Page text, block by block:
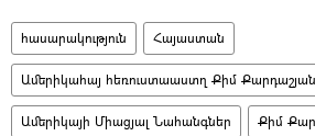
հասարակություն Հայաստան
Ամերիկահայ հեռուստաաստղ Քիմ Քարդաշյան
Ամերիկայի Միացյալ Նահանգներ Քիմ